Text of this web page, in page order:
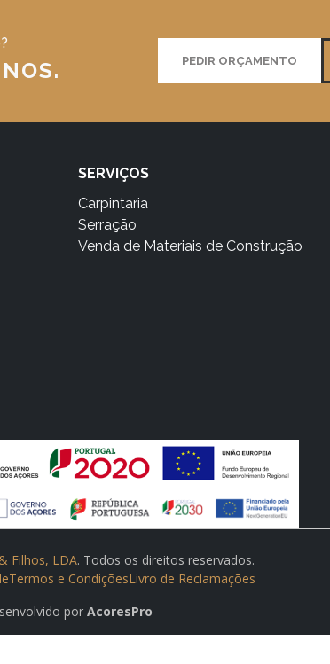
PEDIR ORÇAMENTO
SERVIÇOS
Carpintaria
Serração
Venda de Materiais de Construção
Filhos, LDA. Todos os direitos reservados.
Termos e CondiçõesLivro de Reclamações
por AcoresPro